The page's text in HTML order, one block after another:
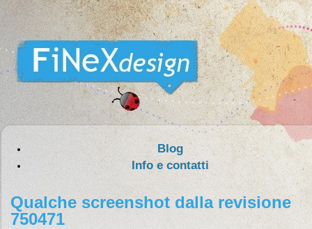
Blog
Info e contatti
Qualche screenshot dalla revisione
750471